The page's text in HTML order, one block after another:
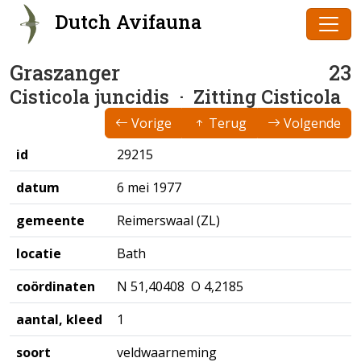
Dutch Avifauna
Graszanger 23
Cisticola juncidis · Zitting Cisticola
Vorige Terug
Volgende
id
29215
datum
6 mei 1977
gemeente
Reimerswaal (ZL)
locatie
Bath
coördinaten
N 51,40408 O 4,2185
aantal, kleed
1
soort
veldwaarneming